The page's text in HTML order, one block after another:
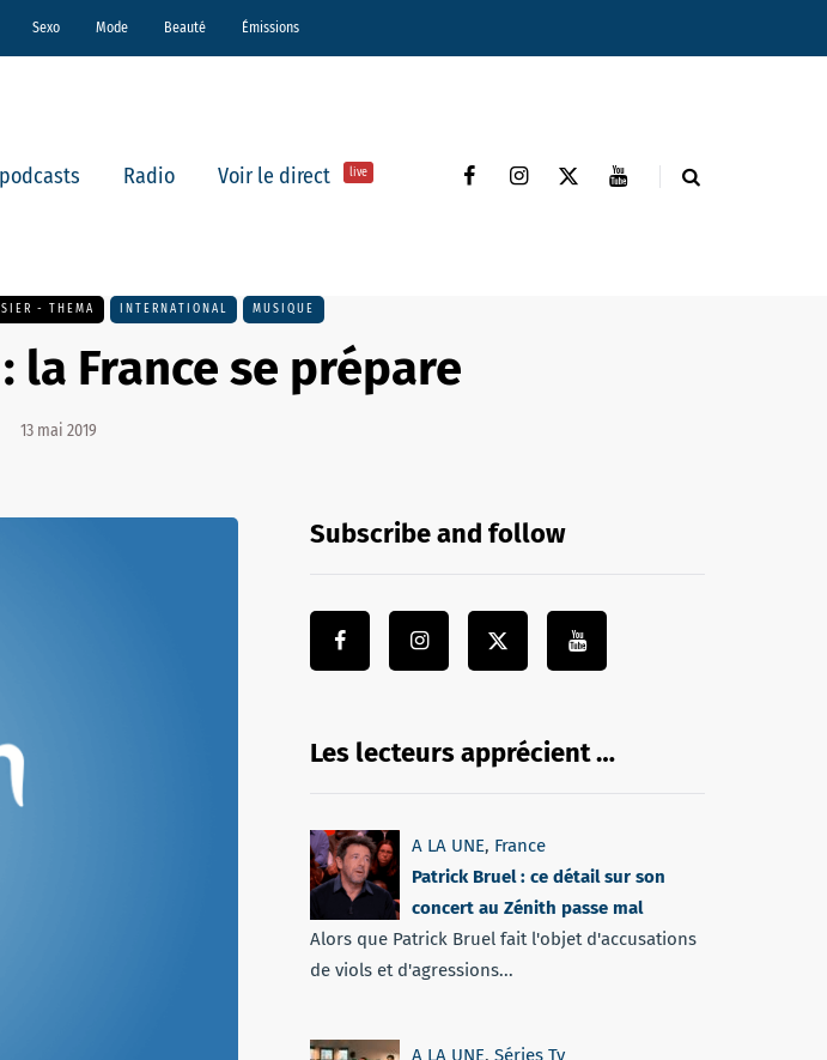
Sexo Mode Beauté Émissions
Radio Voir le direct live
- THEMA INTERNATIONAL MUSIQUE
la France se prépare
13 mai 2019
Subscribe and follow
Les lecteurs apprécient …
A LA UNE, France
Patrick Bruel : ce détail sur son
concert au Zénith passe mal
Alors que Patrick Bruel fait l'objet d'accusations
de viols et d'agressions...
A LA UNE, Séries Tv